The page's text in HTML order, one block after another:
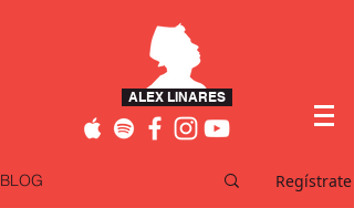
ALEX LINARES
BLOG Regístrate